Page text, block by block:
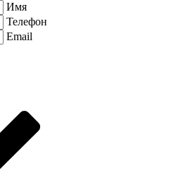
Имя
Телефон
Email